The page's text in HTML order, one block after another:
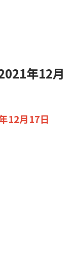
年12月
12月17日